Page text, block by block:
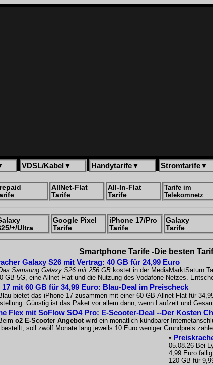
VDSL/Kabel ▼ Handytarife▼ Stromtarife▼
AllNet-Flat
Tarife
All-In-Flat
Tarife
Tarife im
Telekomnetz
+/Ultra
Google Pixel
Tarife
iPhone 17/Pro
Tarife
Galaxy
Tarife
Smartphone Tarife -Die besten
Galaxy S26 mit Vertrag: 40 GB für 24,99 Euro
Samsung Galaxy S26 mit 256 GB kostet in der MediaMarktSaturn
GB 5G, eine Allnet-Flat und die Nutzung des Vodafone-Netzes.
17 mit 60 GB für 34,99 Euro: Blau-Deal im Preischeck
bietet das iPhone 17 zusammen mit einer 60-GB-Allnet-Flat für
Günstig ist das Paket vor allem dann, wenn Laufzeit und
Flex mit SoFlow SO4 Pro: E-Scooter-Deal --Der Kosten
o2 E-Scooter Angebotwird ein monatlich kündbarer
soll zwölf Monate lang jeweils 10 Euro weniger Grundpreis
•
05.08.26 Bei
4,99 Euro
120 GB für